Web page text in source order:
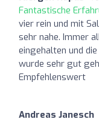
Fantastische
vier rein und mit
sehr nahe. Immer
eingehalten und
wurde sehr gut
Empfehlenswert
Andreas Janesch